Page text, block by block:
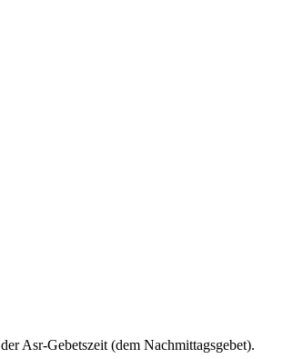
Asr-Gebetszeit (dem Nachmittagsgebet).